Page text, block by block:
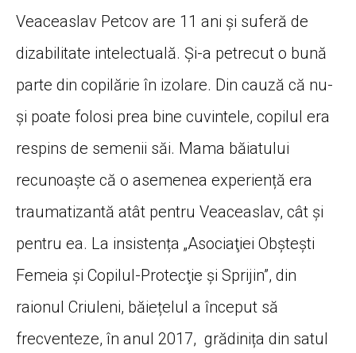
Veaceaslav Petcov are 11 ani și suferă de
dizabilitate intelectuală. Și-a petrecut o bună
parte din copilărie în izolare. Din cauză că nu-
și poate folosi prea bine cuvintele, copilul era
respins de semenii săi. Mama băiatului
recunoaște că o asemenea experiență era
traumatizantă atât pentru Veaceaslav, cât și
pentru ea. La insistența „Asociaţiei Obştești
Femeia şi Copilul-Protecţie şi Sprijin”, din
raionul Criuleni, băiețelul a început să
frecventeze, în anul 2017, grădinița din satul